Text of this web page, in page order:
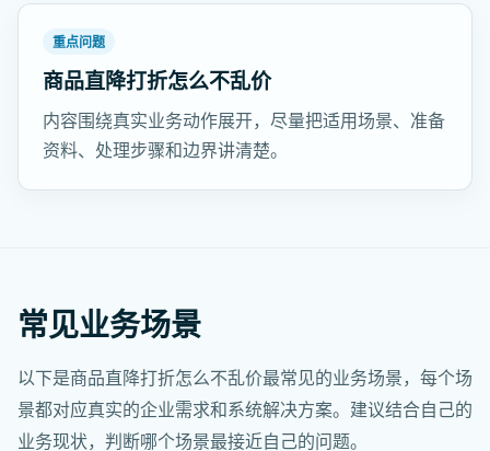
重点问题
商品直降打折怎么不乱价
内容围绕真实业务动作展开，尽量把适用场景、准备
资料、处理步骤和边界讲清楚。
常见业务场景
以下是商品直降打折怎么不乱价最常见的业务场景，每个场
景都对应真实的企业需求和系统解决方案。建议结合自己的
业务现状，判断哪个场景最接近自己的问题。